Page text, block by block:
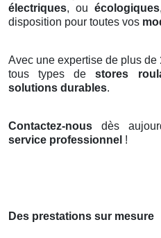
électriques, ouécologiques
disposition pour toutes vos
Avec une expertise de plus de
tous types destores
solutions durables.
Contactez-nous dès
service professionnel !
Des prestations sur mesure